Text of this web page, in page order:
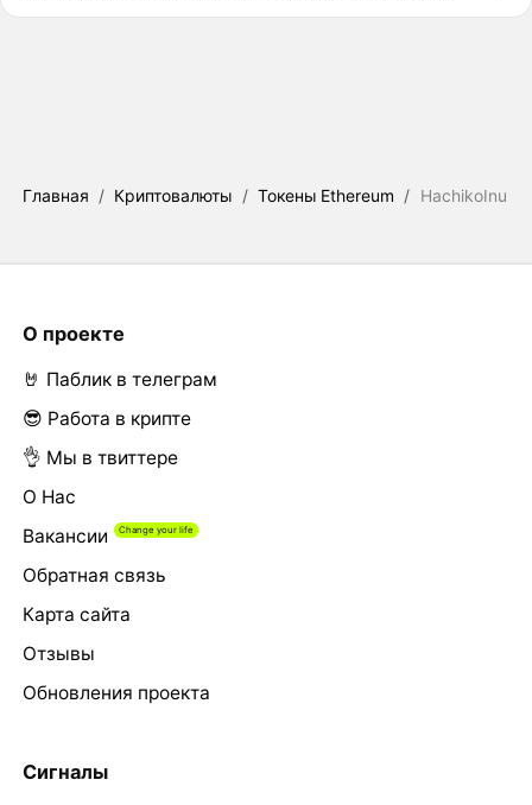
Главная / Криптовалюты / Токены Ethereum / HachikoInu
О проекте
🤘 Паблик в телеграм
😎 Работа в крипте
👌 Мы в твиттере
О Нас
Вакансии
Обратная связь
Карта сайта
Отзывы
Обновления проекта
Сигналы